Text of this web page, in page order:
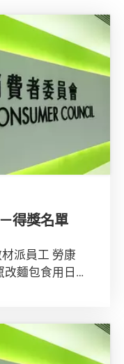
得獎名單
派員工 勞康
麵包食用日